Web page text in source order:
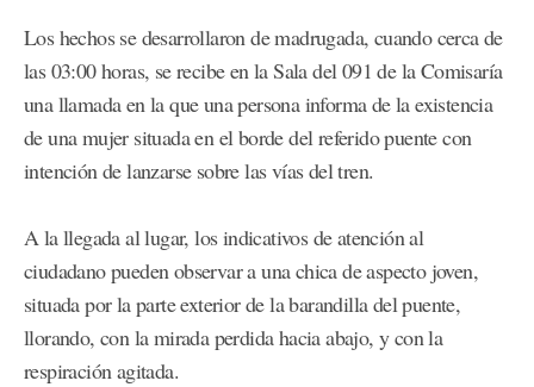
Los hechos se desarrollaron de madrugada, cuando cerca de
las 03:00 horas, se recibe en la Sala del 091 de la Comisaría
una llamada en la que una persona informa de la existencia
de una mujer situada en el borde del referido puente con
intención de lanzarse sobre las vías del tren.
A la llegada al lugar, los indicativos de atención al
ciudadano pueden observar a una chica de aspecto joven,
situada por la parte exterior de la barandilla del puente,
llorando, con la mirada perdida hacia abajo, y con la
respiración agitada.